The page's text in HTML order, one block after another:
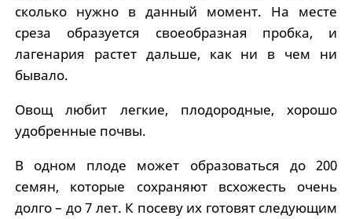
сколько нужно в данный момент. На месте
среза образуется своеобразная пробка, и
лагенария растет дальше, как ни в чем ни
бывало.
Овощ любит легкие, плодородные, хорошо
удобренные почвы.
В одном плоде может образоваться до 200
семян, которые сохраняют всхожесть очень
долго – до 7 лет. К посеву их готовят следующим